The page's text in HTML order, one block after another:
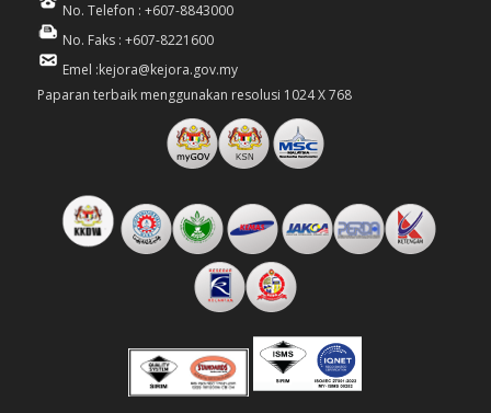
No. Telefon : +607-8843000
No. Faks : +607-8221600
Emel :kejora@kejora.gov.my
Paparan terbaik menggunakan resolusi 1024 X 768